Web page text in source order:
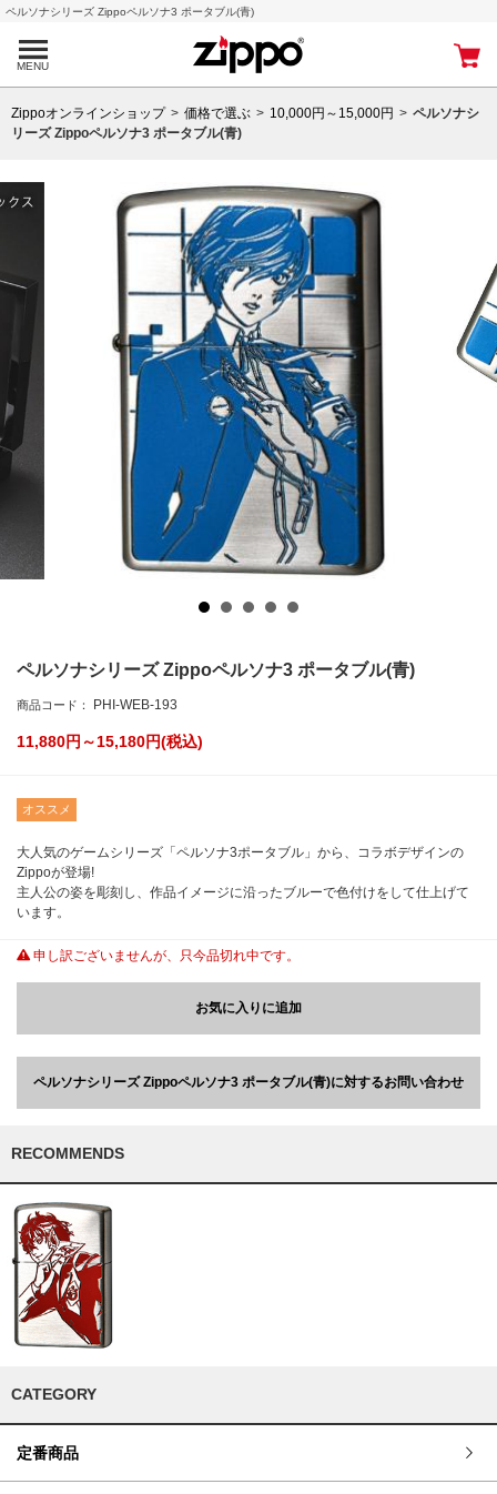
ペルソナシリーズ Zippoペルソナ3 ポータブル(青)
MENU
Zippoオンラインショップ 価格で選ぶ 10,000円～15,000円
ペルソナシ
リーズ Zippoペルソナ3 ポータブル(青)
ペルソナシリーズ Zippoペルソナ3 ポータブル(青)
商品コード： PHI-WEB-193
11,880円～15,180円(税込)
オススメ
大人気のゲームシリーズ「ペルソナ3ポータブル」から、コラボデザインの
Zippoが登場!
主人公の姿を彫刻し、作品イメージに沿ったブルーで色付けをして仕上げて
います。
申し訳ございませんが、只今品切れ中です。
お気に入りに追加
ペルソナシリーズ Zippoペルソナ3 ポータブル(青)に対するお問い合わせ
RECOMMENDS
CATEGORY
定番商品